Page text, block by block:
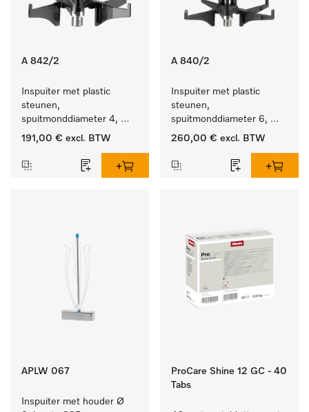
A 842/2
Inspuiter met plastic
steunen,
spuitmonddiameter 4,
lengte 90 mm, 10 stuks
191,00 € excl. BTW
A 840/2
Inspuiter met plastic
steunen,
spuitmonddiameter 6,
lengte 130 mm, 10 stuks.
260,00 € excl. BTW
APLW 067
Inspuiter met houder Ø
ProCare Shine 12 GC - 40
Tabs